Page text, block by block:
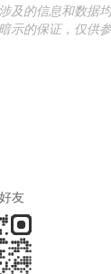
及的信息和数据
示的保证，仅供
友